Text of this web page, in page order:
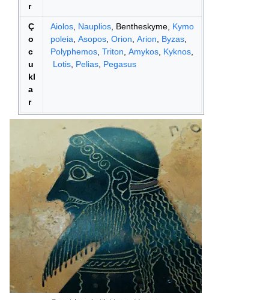
r
Ç
o
c
u
kl
a
r
Aiolos, Nauplios, Bentheskyme, Kymo
poleia Asopos, Orion Arion Byzas,
Polyphemos, Triton Amykos, Kyknos,
Lotis, Pelias, Pegasus